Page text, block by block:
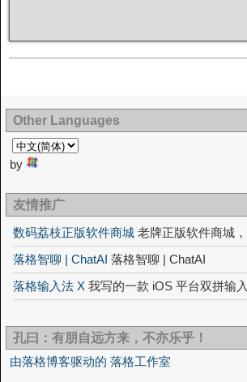
Other Languages
by
友情推广
数码荔枝正版软件商城 老牌正版软件商城
落格智聊 | ChatAI 落格智聊 | ChatAI
落格输入法 X 我写的一款 iOS 平台双拼输
孔曰：有朋自远方来，不亦乐乎！
由落格博客驱动的 落格工作室